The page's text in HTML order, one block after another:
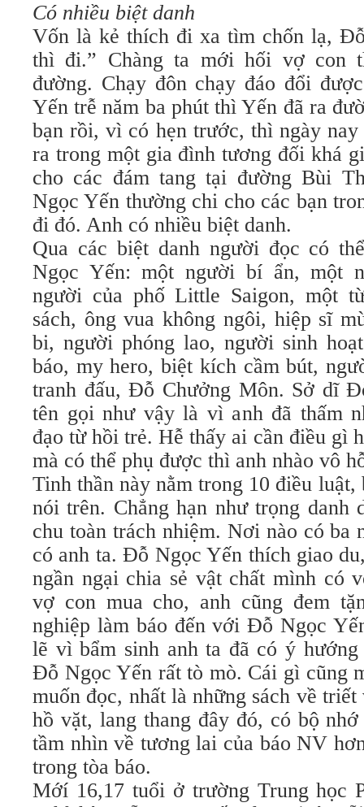
Có nhiều biệt danh
Vốn là kẻ thích đi xa tìm chốn lạ,
thì đi.” Chàng ta mới hối vợ con
đường. Chạy đôn chạy đáo đổi
Yến trễ năm ba phút thì Yến đã ra
bạn rồi, vì có hẹn trước, thì ngày
ra trong một gia đình tương đối khá
cho các đám tang tại đường Bùi
Ngọc Yến thường chi cho các bạn
đi đó. Anh có nhiều biệt danh.
Qua các biệt danh người đọc có
Ngọc Yến: một người bí ẩn, một
người của phố Little Saigon, một
sách, ông vua không ngôi, hiệp sĩ
bi, người phóng lao, người sinh
báo, my hero, biệt kích cầm bút,
tranh đấu, Đỗ Chưởng Môn. Sở dĩ
tên gọi như vậy là vì anh đã thấm
đạo từ hồi trẻ. Hễ thấy ai cần điều gì
mà có thể phụ được thì anh nhào vô
Tinh thần này nằm trong 10 điều
nói trên. Chẳng hạn như trọng
chu toàn trách nhiệm. Nơi nào có ba
có anh ta. Đỗ Ngọc Yến thích giao
ngần ngại chia sẻ vật chất mình có
vợ con mua cho, anh cũng đem
nghiệp làm báo đến với Đỗ Ngọc
lẽ vì bẩm sinh anh ta đã có ý
Đỗ Ngọc Yến rất tò mò. Cái gì cũng
muốn đọc, nhất là những sách về
hồ vặt, lang thang đây đó, có bộ
tầm nhìn về tương lai của báo NV
trong tòa báo.
Mớí 16,17 tuổi ở trường Trung học